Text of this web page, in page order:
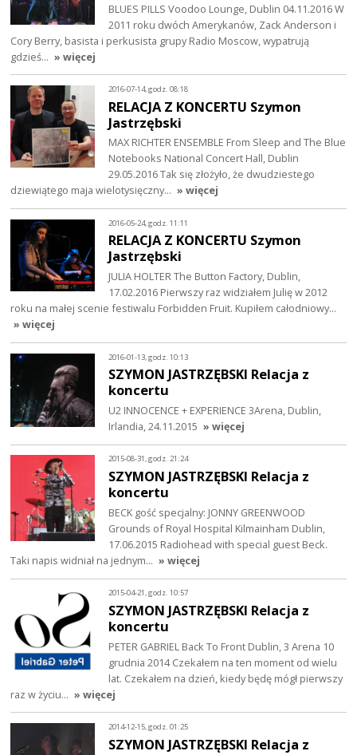
BLUES PILLS Voodoo Lounge, Dublin 04.11.2016 W
2011 roku dwóch Amerykanów, Zack Anderson i
Cory Berry, basista i perkusista grupy Radio Moscow, wypatrują
gdzieś… » więcej
2016-07-14, godz. 08:18
RELACJA Z KONCERTU Szymon
Jastrzębski
MAX RICHTER ENSEMBLE From Sleep and The Blue
Notebooks National Concert Hall, Dublin
29.05.2016 Tak się złożyło, że dwudziestego
dziewiątego maja wielotysięczny… » więcej
2016-05-24, godz. 11:11
RELACJA Z KONCERTU Szymon
Jastrzębski
JULIA HOLTER The Button Factory, Dublin,
17.02.2016 Pierwszy raz widziałem Julię w 2012
roku na małej scenie festiwalu Forbidden Fruit. Kupiłem całodniowy…
» więcej
2016-01-13, godz. 10:13
SZYMON JASTRZĘBSKI Relacja z
koncertu
U2 INNOCENCE + EXPERIENCE 3Arena, Dublin,
Irlandia, 24.11.2015 » więcej
2015-08-31, godz. 21:24
SZYMON JASTRZĘBSKI Relacja z
koncertu
BECK gość specjalny: JONNY GREENWOOD
Grounds of Royal Hospital Kilmainham Dublin,
17.06.2015 Radiohead with special guest Beck.
Taki napis widniał na jednym… » więcej
2015-04-21, godz. 10:57
SZYMON JASTRZĘBSKI Relacja z
koncertu
PETER GABRIEL Back To Front Dublin, 3 Arena 10
grudnia 2014 Czekałem na ten moment od wielu
lat. Czekałem na dzień, kiedy będę mógł pierwszy
raz w życiu… » więcej
2014-12-15, godz. 01:25
SZYMON JASTRZĘBSKI Relacja z